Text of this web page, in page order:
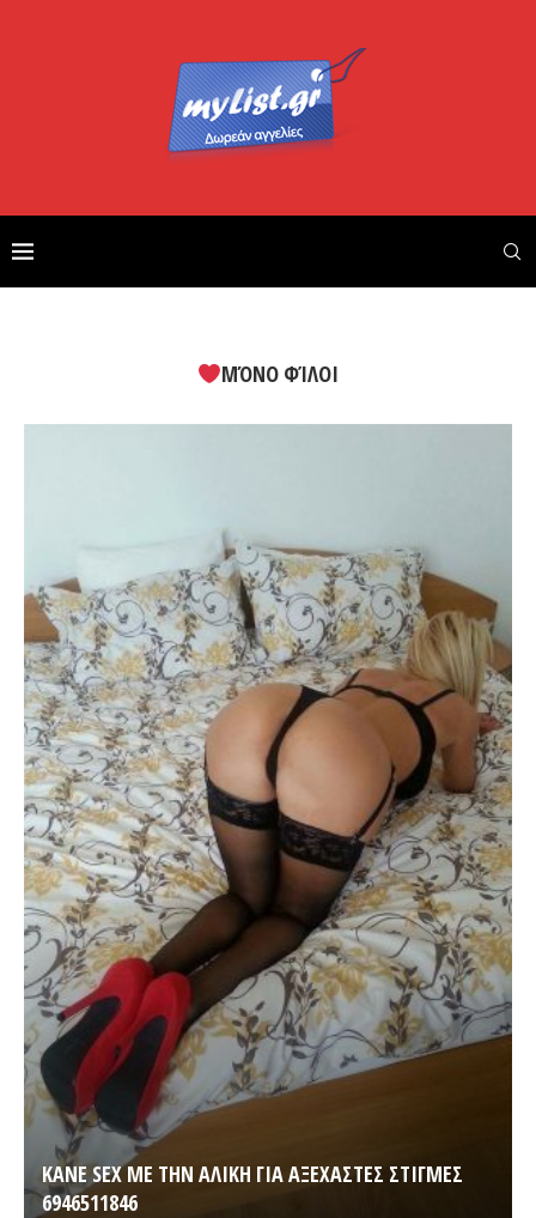
ΜΌΝΟ ΦΊΛΟΙ
KANE SEX ΜΕ ΤΗΝ ΑΛΙΚΗ ΓΙΑ ΑΞΕΧΑΣΤΕΣ ΣΤΙΓΜΕΣ
6946511846